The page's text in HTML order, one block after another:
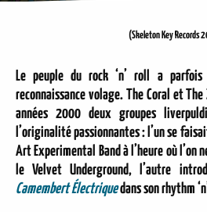
(Skeleton Key Records
Le peuple du rock ‘n’ roll a
reconnaissance volage. The Coral et
années 2000 deux groupes
l’originalité passionnantes : l’un se
Art Experimental Band à l’heure où l’on
le Velvet Underground, l’autre
Camembert Électriquedans son rhythm